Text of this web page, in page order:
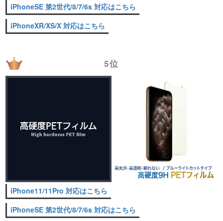
iPhoneSE 第2世代/8/7/6s 対応はこちら
iPhoneXR/XS/X 対応はこちら
5位
iPhone11/11Pro 対応はこちら
iPhoneSE 第2世代/8/7/6s 対応はこちら